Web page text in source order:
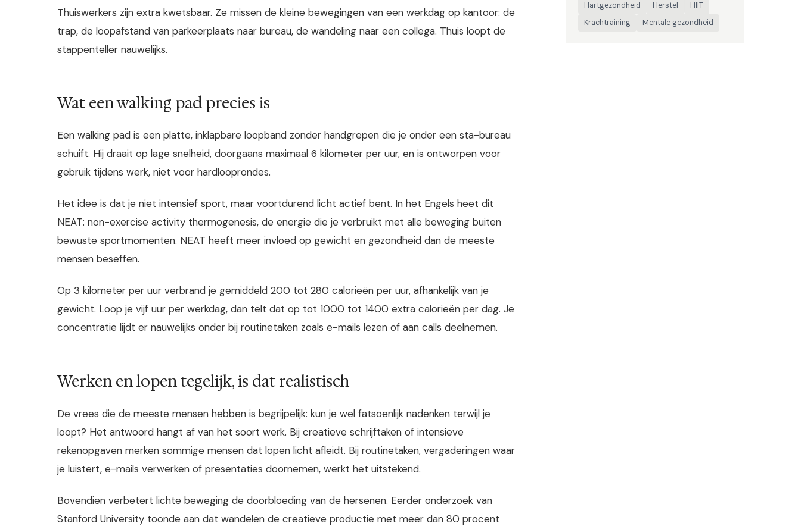
Thuiswerkers zijn extra kwetsbaar. Ze missen de kleine bewegingen van een werkdag op kantoor: de
trap, de loopafstand van parkeerplaats naar bureau, de wandeling naar een collega. Thuis loopt de
stappenteller nauwelijks.
Wat een walking pad precies is
Een walking pad is een platte, inklapbare loopband zonder handgrepen die je onder een sta-bureau
schuift. Hij draait op lage snelheid, doorgaans maximaal 6 kilometer per uur, en is ontworpen voor
gebruik tijdens werk, niet voor hardlooprondes.
Het idee is dat je niet intensief sport, maar voortdurend licht actief bent. In het Engels heet dit
NEAT: non-exercise activity thermogenesis, de energie die je verbruikt met alle beweging buiten
bewuste sportmomenten. NEAT heeft meer invloed op gewicht en gezondheid dan de meeste
mensen beseffen.
Op 3 kilometer per uur verbrand je gemiddeld 200 tot 280 calorieën per uur, afhankelijk van je
gewicht. Loop je vijf uur per werkdag, dan telt dat op tot 1000 tot 1400 extra calorieën per dag. Je
concentratie lijdt er nauwelijks onder bij routinetaken zoals e-mails lezen of aan calls deelnemen.
Werken en lopen tegelijk, is dat realistisch
De vrees die de meeste mensen hebben is begrijpelijk: kun je wel fatsoenlijk nadenken terwijl je
loopt? Het antwoord hangt af van het soort werk. Bij creatieve schrijftaken of intensieve
rekenopgaven merken sommige mensen dat lopen licht afleidt. Bij routinetaken, vergaderingen waar
je luistert, e-mails verwerken of presentaties doornemen, werkt het uitstekend.
Bovendien verbetert lichte beweging de doorbloeding van de hersenen. Eerder onderzoek van
Stanford University toonde aan dat wandelen de creatieve productie met meer dan 80 procent
Hartgezondheid
Herstel
HIIT
Krachtraining
Mentale gezondheid